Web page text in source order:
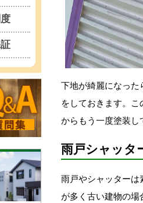
下地が綺麗になった
をしておきます。
からもう一度塗装し
雨戸シャッタ
雨戸やシャッターは
が多く古い建物の場